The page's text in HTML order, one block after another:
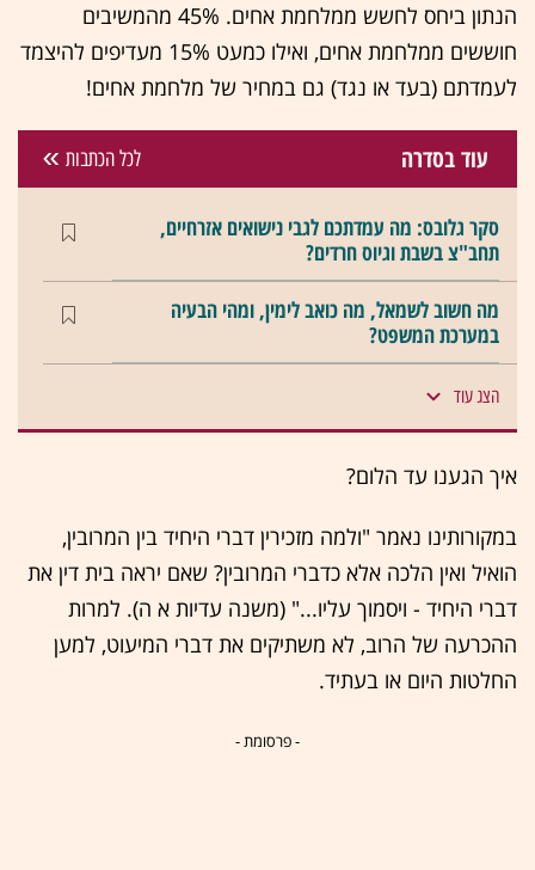
הנתון ביחס לחשש ממלחמת אחים. 45% מהמשיבים
חוששים ממלחמת אחים, ואילו כמעט 15% מעדיפים להיצמד
לעמדתם (בעד או נגד) גם במחיר של מלחמת אחים!
עוד בסדרה לכל הכתבות
סקר גלובס: מה עמדתכם לגבי נישואים אזרחיים,
תחב"צ בשבת וגיוס חרדים?
מה חשוב לשמאל, מה כואב לימין, ומהי הבעיה
במערכת המשפט?
הצג עוד
איך הגענו עד הלום?
במקורותינו נאמר "ולמה מזכירין דברי היחיד בין המרובין,
הואיל ואין הלכה אלא כדברי המרובין? שאם יראה בית דין את
דברי היחיד - ויסמוך עליו..." (משנה עדיות א ה). למרות
ההכרעה של הרוב, לא משתיקים את דברי המיעוט, למען
החלטות היום או בעתיד.
- פרסומת -